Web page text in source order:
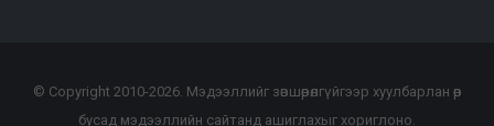
© Copyright 2010-2026. Мэдээллийг зөвшөөрөлгүйгээр хуулбарлан өөр
бусад мэдээллийн сайтанд ашиглахыг хориглоно.